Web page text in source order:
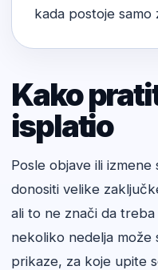
kada postoje samo
Kako
isplatio
Posle objave ili
donositi velike
ali to ne znači da
nekoliko nedelja može
prikaze, za koje upite